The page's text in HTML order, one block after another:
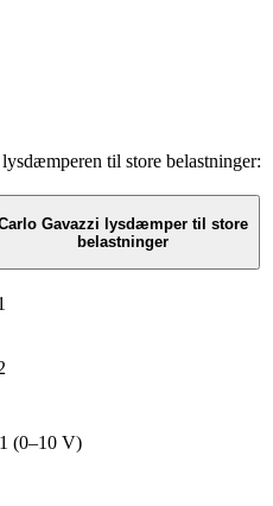
til store belastninger:
Gavazzi lysdæmper til store
belastninger
(0–10 V)